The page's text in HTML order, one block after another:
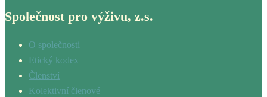
Společnost pro výživu, z.s.
O společnosti
Etický kodex
Členství
Kolektivní členové